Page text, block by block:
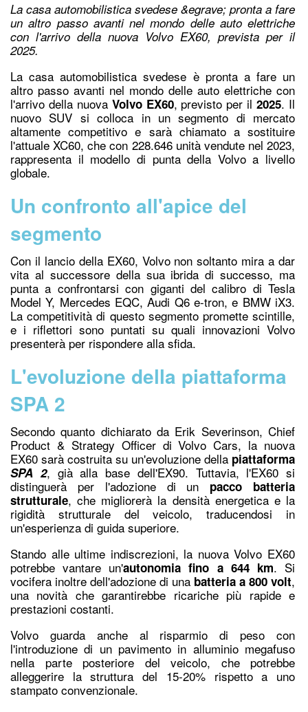
La casa automobilistica svedese &egrave; pronta a fare
un altro passo avanti nel mondo delle auto elettriche
con l'arrivo della nuova Volvo EX60, prevista per il
2025.
La casa automobilistica svedese è pronta a fare un
altro passo avanti nel mondo delle auto elettriche con
l'arrivo della nuova Volvo EX60, previsto per il2025. Il
nuovo SUV si colloca in un segmento di mercato
altamente competitivo e sarà chiamato a sostituire
l'attuale XC60, che con 228.646 unità vendute nel 2023,
rappresenta il modello di punta della Volvo a livello
globale.
Un confronto all'apice del
segmento
Con il lancio della EX60, Volvo non soltanto mira a dar
vita al successore della sua ibrida di successo, ma
punta a confrontarsi con giganti del calibro di Tesla
Model Y, Mercedes EQC, Audi Q6 e-tron, e BMW iX3.
La competitività di questo segmento promette scintille,
e i riflettori sono puntati su quali innovazioni Volvo
presenterà per rispondere alla sfida.
L'evoluzione della piattaforma
SPA 2
Secondo quanto dichiarato da Erik Severinson, Chief
Product & Strategy Officer di Volvo Cars, la nuova
EX60 sarà costruita su un'evoluzione della piattaforma
SPA 2, già alla base dell'EX90. Tuttavia, l'EX60 si
distinguerà per l'adozione di un pacco batteria
strutturale, che migliorerà la densità energetica e la
rigidità strutturale del veicolo, traducendosi in
un'esperienza di guida superiore.
Stando alle ultime indiscrezioni, la nuova Volvo EX60
potrebbe vantare un'autonomia fino a 644 km. Si
vocifera inoltre dell'adozione di una batteria a 800 volt,
una novità che garantirebbe ricariche più rapide e
prestazioni costanti.
Volvo guarda anche al risparmio di peso con
l'introduzione di un pavimento in alluminio megafuso
nella parte posteriore del veicolo, che potrebbe
alleggerire la struttura del 15-20% rispetto a uno
stampato convenzionale.